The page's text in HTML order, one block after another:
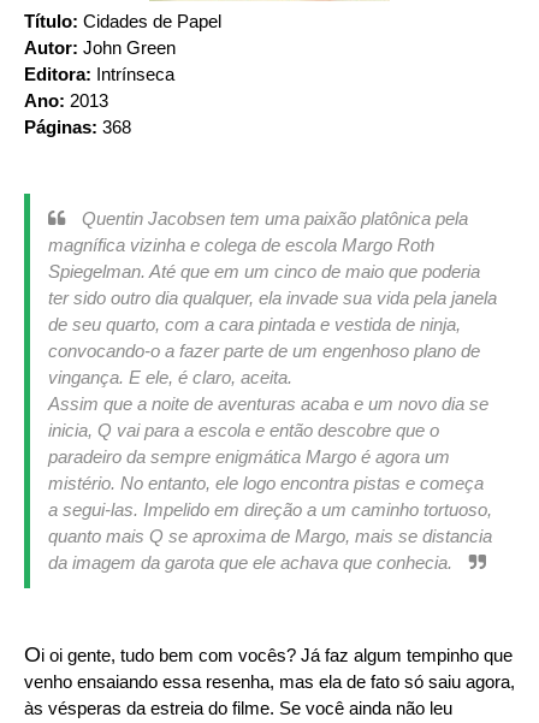
Título: Cidades de Papel
Autor: John Green
Editora: Intrínseca
Ano: 2013
Páginas: 368
Quentin Jacobsen tem uma paixão platônica pela
magnífica vizinha e colega de escola Margo Roth
Spiegelman. Até que em um cinco de maio que poderia
ter sido outro dia qualquer, ela invade sua vida pela janela
de seu quarto, com a cara pintada e vestida de ninja,
convocando-o a fazer parte de um engenhoso plano de
vingança. E ele, é claro, aceita.
Assim que a noite de aventuras acaba e um novo dia se
inicia, Q vai para a escola e então descobre que o
paradeiro da sempre enigmática Margo é agora um
mistério. No entanto, ele logo encontra pistas e começa
a segui-las. Impelido em direção a um caminho tortuoso,
quanto mais Q se aproxima de Margo, mais se distancia
da imagem da garota que ele achava que conhecia.
Oi oi gente, tudo bem com vocês? Já faz algum tempinho que
venho ensaiando essa resenha, mas ela de fato só saiu agora,
às vésperas da estreia do filme. Se você ainda não leu